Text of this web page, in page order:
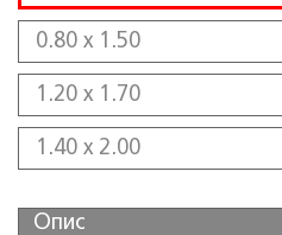
0.80 x 1.50
1.20 x 1.70
1.40 x 2.00
Опис